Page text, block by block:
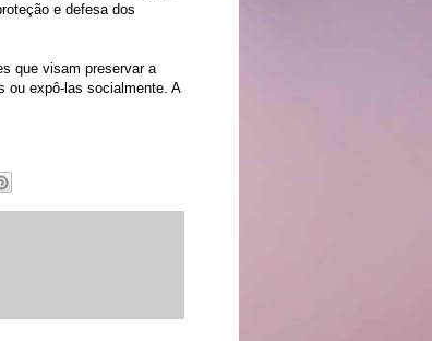
e defesa dos
que visam preservar a
ou expô-las socialmente. A